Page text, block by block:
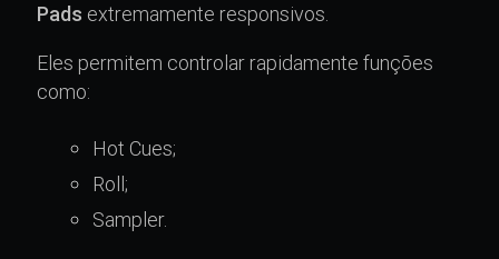
Pads extremamente responsivos.
Eles permitem controlar rapidamente funções
como:
Hot Cues;
Roll;
Sampler.